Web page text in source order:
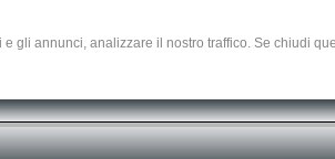
gli annunci, analizzare il nostro traffico. Se chiudi